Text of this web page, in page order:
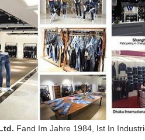
Fand Im Jahre 1984, Ist In